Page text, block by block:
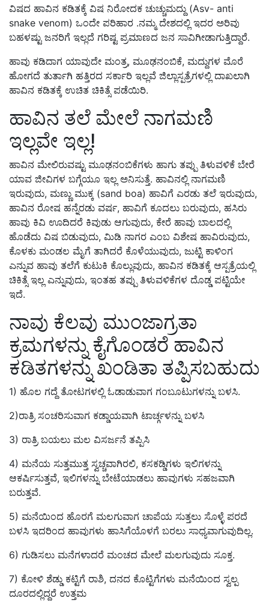
ವಿಷದ ಹಾವಿನ ಕಡಿತಕ್ಕೆ ವಿಷ ನಿರೋದಕ ಚುಚ್ಚುಮದ್ದು (Asv- anti
snake venom) ಒಂದೇ ಪರಿಹಾರ .ನಮ್ಮ ದೇಶದಲ್ಲಿ ಇದರ ಅರಿವು
ಬಹಳಷ್ಟು ಜನರಿಗೆ ಇಲ್ಲದೆ ಗರಿಷ್ಟ ಪ್ರಮಾಣದ ಜನ ಸಾವಿಗೀಡಾಗುತ್ತಿದ್ದಾರೆ.
ಹಾವು ಕಡಿದಾಗ ಯಾವುದೇ ಮಂತ್ರ, ಮೂಢನಂಬಿಕೆ, ಮದ್ದುಗಳ ಮೊರೆ
ಹೋಗದೆ ತುರ್ತಾಗಿ ಹತ್ತಿರದ ಸರ್ಕಾರಿ ಇಲ್ಲವೆ ಜಿಲ್ಲಾಸ್ಪತ್ರೆಗಳಲ್ಲಿ ದಾಖಲಾಗಿ
ಹಾವಿನ ಕಡಿತಕ್ಕೆ ಉಚಿತ ಚಿಕಿತ್ಸೆ ಪಡೆಯಿರಿ.
ಹಾವಿನ ತಲೆ ಮೇಲೆ ನಾಗಮಣಿ
ಇಲ್ಲವೇ ಇಲ್ಲ!
ಹಾವಿನ ಮೇಲಿರುವಷ್ಟು ಮೂಢನಂಬಿಕೆಗಳು ಹಾಗು ತಪ್ಪು ತಿಳುವಳಿಕೆ ಬೇರೆ
ಯಾವ ಜೀವಿಗಳ ಬಗ್ಗೆಯೂ ಇಲ್ಲ ಅನಿಸುತ್ತೆ. ಹಾವಿನಲ್ಲಿ ನಾಗಮಣಿ
ಇರುವುದು, ಮಣ್ಣು ಮುಕ್ಕ (sand boa) ಹಾವಿಗೆ ಎರಡು ತಲೆ ಇರುವುದು,
ಹಾವಿನ ರೋಷ ಹನ್ನೆರಡು ವರ್ಷ, ಹಾವಿಗೆ ಕೂದಲು ಬರುವುದು, ಹಸಿರು
ಹಾವು ಕಿವಿ ಊದಿದರೆ ಕಿವುಡು ಆಗುವುದು, ಕೇರೆ ಹಾವು ಬಾಲದಲ್ಲಿ
ಹೊಡೆದು ವಿಷ ಬಿಡುವುದು, ಮಿಡಿ ನಾಗರ ಎಂಬ ವಿಶೇಷ ಹಾವಿರುವುದು,
ಕೊಳಕು ಮಂಡಲ ಮೈಗೆ ತಾಗಿದರೆ ಕೊಳೆಯುವುದು, ಜುಟ್ಟಿ ಕಾಳಿಂಗ
ಎನ್ನುವ ಹಾವು ತಲೆಗೆ ಕುಟುಕಿ ಕೊಲ್ಲುವುದು, ಹಾವಿನ ಕಡಿತಕ್ಕೆ ಆಸ್ಪತ್ರೆಯಲ್ಲಿ
ಚಿಕಿತ್ಸೆ ಇಲ್ಲ ಎನ್ನುವುದು, ಇಂತಹ ತಪ್ಪು ತಿಳುವಳಿಕೆಗಳ ದೊಡ್ಡ ಪಟ್ಟಿಯೇ
ಇದೆ.
ನಾವು ಕೆಲವು ಮುಂಜಾಗ್ರತಾ
ಕ್ರಮಗಳನ್ನು ಕೈಗೊಂಡರೆ ಹಾವಿನ
ಕಡಿತಗಳನ್ನು ಖಂಡಿತಾ ತಪ್ಪಿಸಬಹುದು
1) ಹೊಲ ಗದ್ದೆ ತೋಟಗಳಲ್ಲಿ ಓಡಾಡುವಾಗ ಗಂಬೂಟುಗಳನ್ನು ಬಳಸಿ.
2)ರಾತ್ರಿ ಸಂಚರಿಸುವಾಗ ಕಡ್ಡಾಯವಾಗಿ ಟಾರ್ಚ್ಗಳನ್ನು ಬಳಸಿ
3) ರಾತ್ರಿ ಬಯಲು ಮಲ ವಿಸರ್ಜನೆ ತಪ್ಪಿಸಿ
4) ಮನೆಯ ಸುತ್ತಮುತ್ತ ಸ್ವಚ್ಚವಾಗಿರಲಿ, ಕಸಕಡ್ಡಿಗಳು ಇಲಿಗಳನ್ನು
ಆಕರ್ಷಿಸುತ್ತವೆ, ಇಲಿಗಳನ್ನು ಬೇಟೆಯಾಡಲು ಹಾವುಗಳು ಸಹಜವಾಗಿ
ಬರುತ್ತವೆ.
5) ಮನೆಯಿಂದ ಹೊರಗೆ ಮಲಗುವಾಗ ಚಾಪೆಯ ಸುತ್ತಲು ಸೊಳ್ಳೆ ಪರದೆ
ಬಳಸಿ ಇದರಿಂದ ಹಾವುಗಳು ಹಾಸಿಗೆಯೊಳಗೆ ಬರಲು ಸಾಧ್ಯವಾಗುವುದಿಲ್ಲ.
6) ಗುಡಿಸಲು ಮನೆಗಳಾದರೆ ಮಂಚದ ಮೇಲೆ ಮಲಗುವುದು ಸೂಕ್ತ.
7) ಕೋಳಿ ಶೆಡ್ಡು ಕಟ್ಟಿಗೆ ರಾಶಿ, ದನದ ಕೊಟ್ಟಿಗೆಗಳು ಮನೆಯಿಂದ ಸ್ವಲ್ಪ
ದೂರದಲ್ಲಿದ್ದರೆ ಉತ್ತಮ